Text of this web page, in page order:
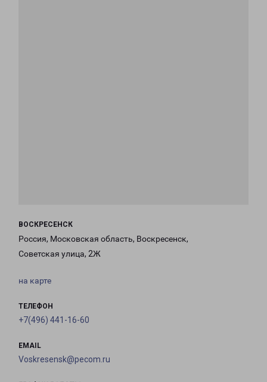
ВОСКРЕСЕНСК
Россия, Московская область, Воскресенск,
Советская улица, 2Ж
на карте
ТЕЛЕФОН
+7(496) 441-16-60
EMAIL
Voskresensk@pecom.ru